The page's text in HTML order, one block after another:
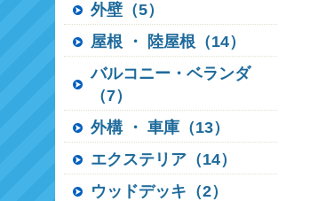
外壁（5）
屋根 ・ 陸屋根（14）
バルコニー・ベランダ
（7）
外構 ・ 車庫（13）
エクステリア（14）
ウッドデッキ（2）